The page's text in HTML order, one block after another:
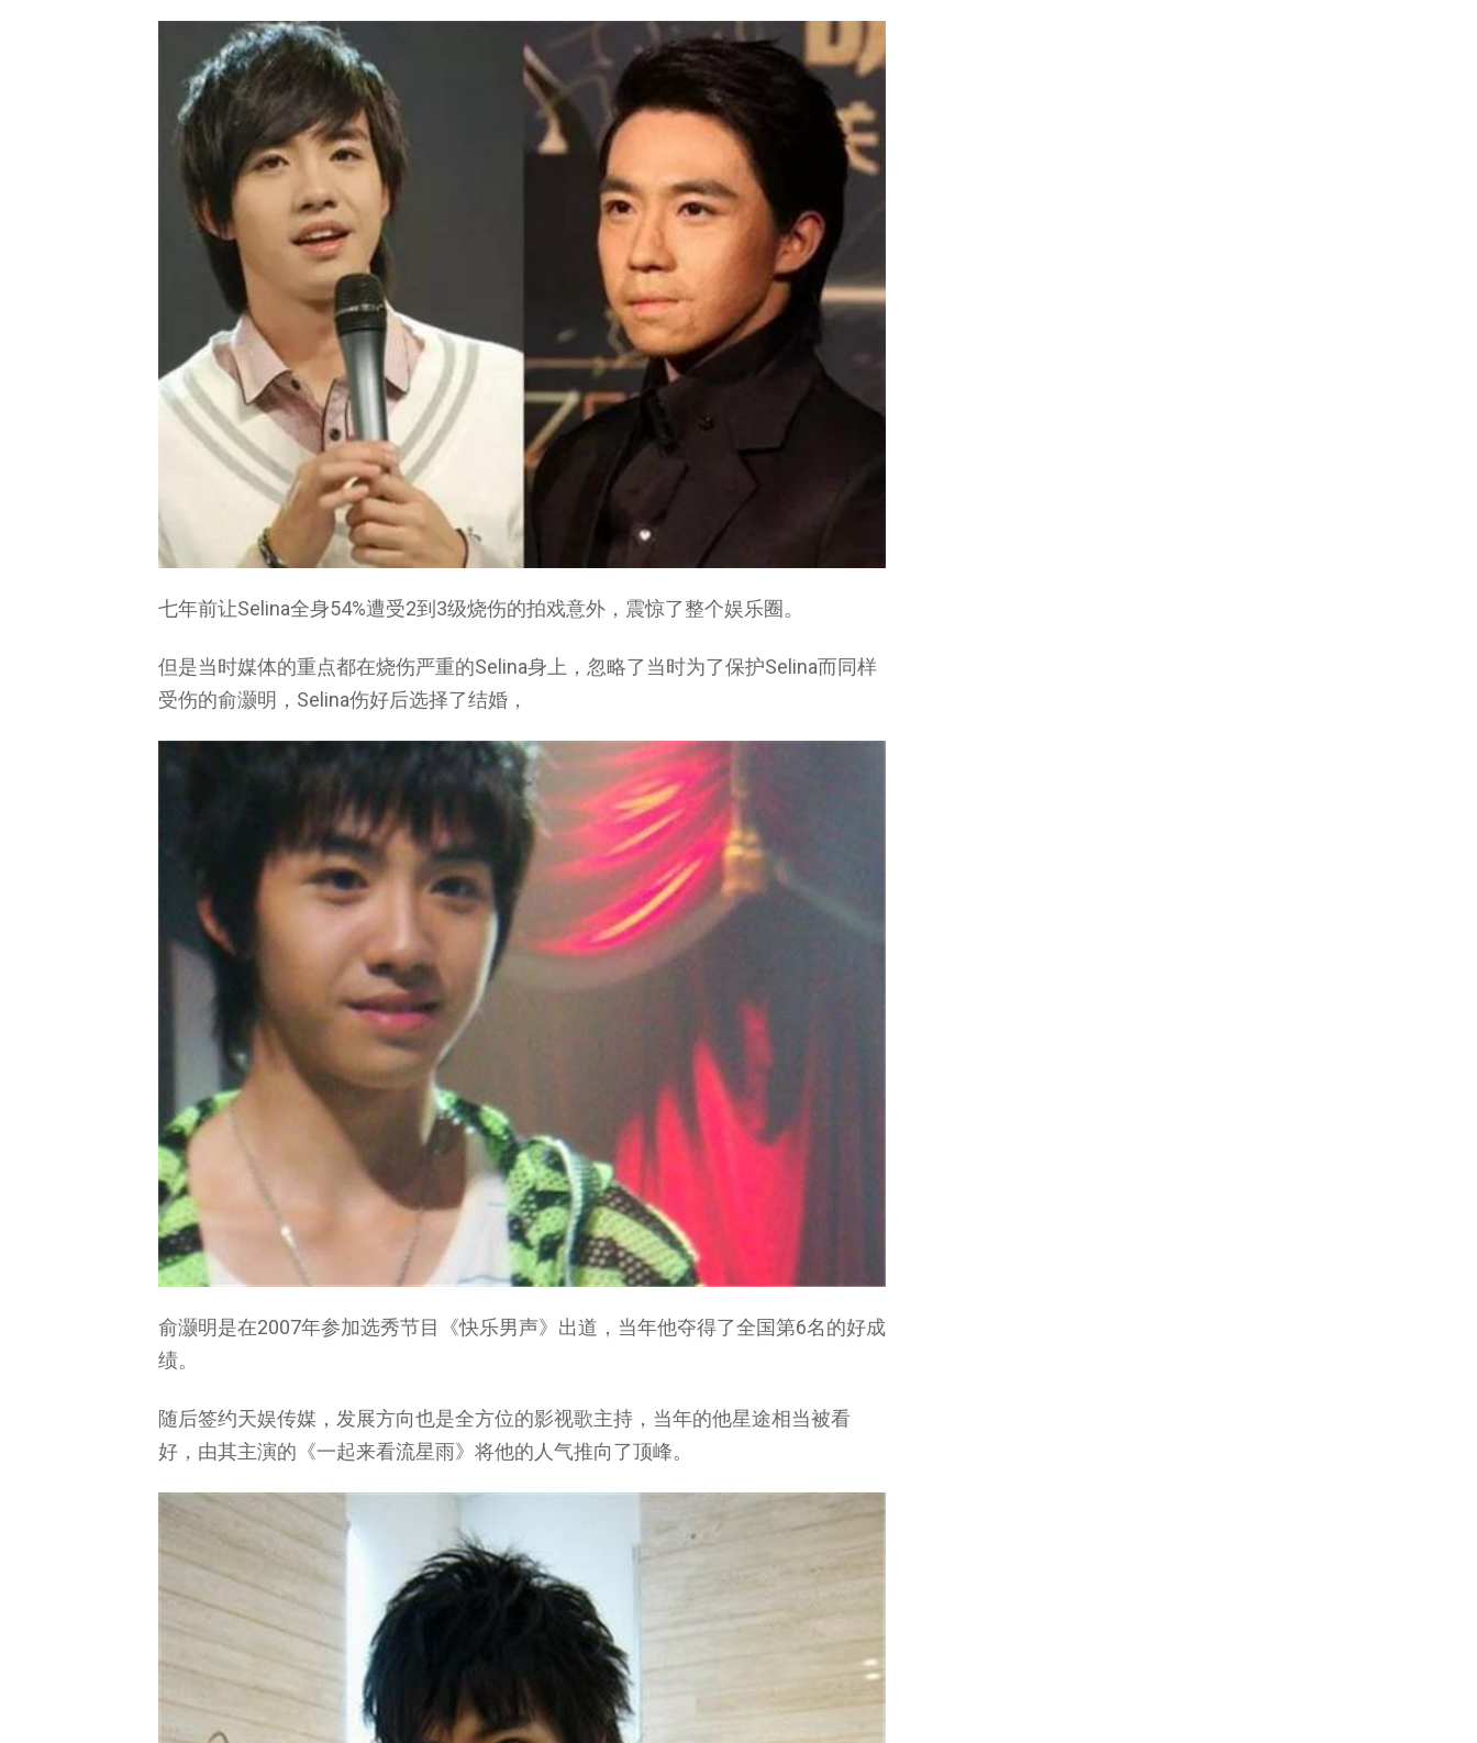
七年前让Selina全身54%遭受2到3级烧伤的拍戏意外，震惊了整个娱乐圈。
但是当时媒体的重点都在烧伤严重的Selina身上，忽略了当时为了保护Selina而同样
受伤的俞灏明，Selina伤好后选择了结婚，
俞灏明是在2007年参加选秀节目《快乐男声》出道，当年他夺得了全国第6名的好成
绩。
随后签约天娱传媒，发展方向也是全方位的影视歌主持，当年的他星途相当被看
好，由其主演的《一起来看流星雨》将他的人气推向了顶峰。